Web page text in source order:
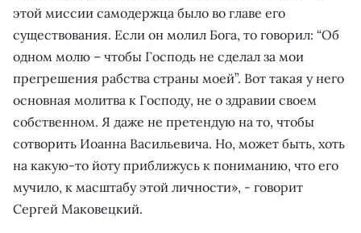
этой миссии самодержца было во главе его
существования. Если он молил Бога, то говорил: “Об
одном молю – чтобы Господь не сделал за мои
прегрешения рабства страны моей”. Вот такая у него
основная молитва к Господу, не о здравии своем
собственном. Я даже не претендую на то, чтобы
сотворить Иоанна Васильевича. Но, может быть, хоть
на какую-то йоту приближусь к пониманию, что его
мучило, к масштабу этой личности», - говорит
Сергей Маковецкий.